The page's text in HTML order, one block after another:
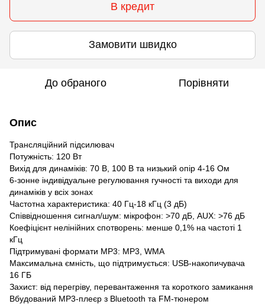
В кредит
Замовити швидко
До обраного Порівняти
Опис
Трансляційний підсилювач
Потужність: 120 Вт
Вихід для динаміків: 70 В, 100 В та низький опір 4-16 Ом
6-зонне індивідуальне регулювання гучності та виходи для
динаміків у всіх зонах
Частотна характеристика: 40 Гц-18 кГц (3 дБ)
Співвідношення сигнал/шум: мікрофон: >70 дБ, AUX: >76 дБ
Коефіцієнт нелінійних спотворень: менше 0,1% на частоті 1
кГц
Підтримувані формати MP3: MP3, WMA
Максимальна ємність, що підтримується: USB-накопичувача
16 ГБ
Захист: від перегріву, перевантаження та короткого замикання
Вбудований MP3-плеєр з Bluetooth та FM-тюнером